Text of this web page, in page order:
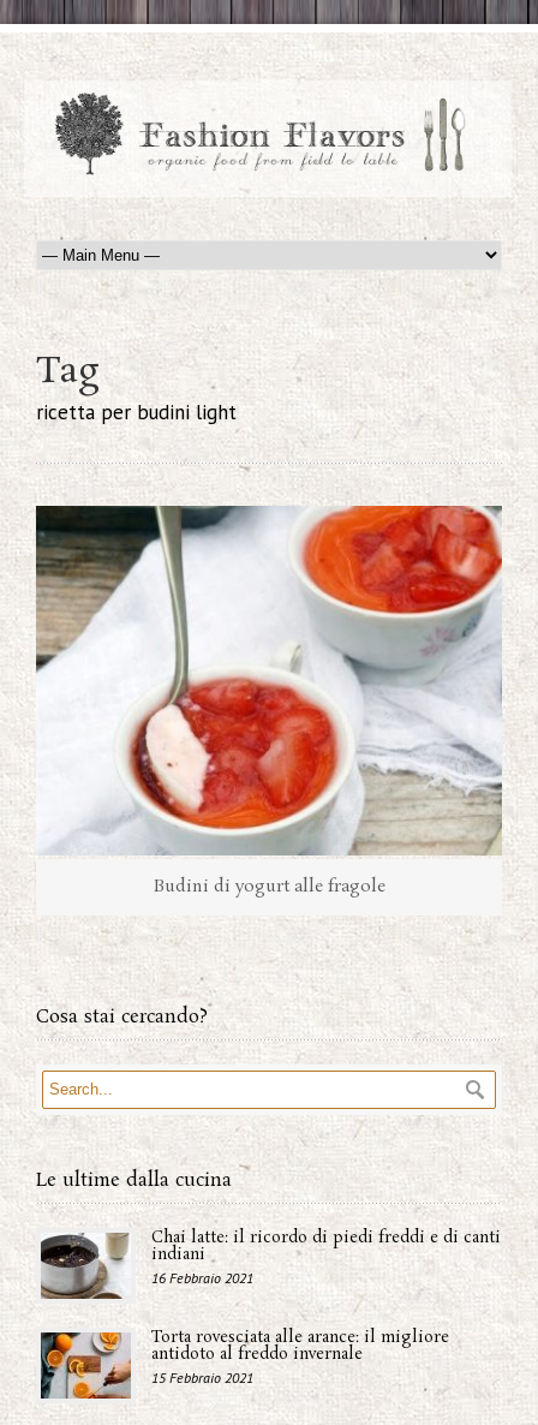
Tag
ricetta per budini light
Budini di yogurt alle fragole
Cosa stai cercando?
Le ultime dalla cucina
Chai latte: il ricordo di piedi freddi e di canti
indiani
16 Febbraio 2021
Torta rovesciata alle arance: il migliore
antidoto al freddo invernale
15 Febbraio 2021